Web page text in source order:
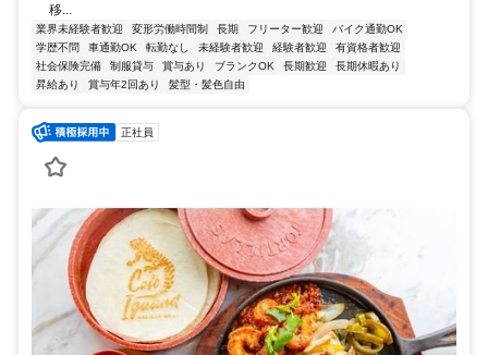
移...
業界未経験者歓迎 変形労働時間制 長期 フリーター歓迎
バイク通勤OK
学歴不問
車通勤OK 転勤なし 未経験者歓迎 経験者歓迎
有資格者歓迎
社会保険完備
制服貸与 賞与あり ブランクOK 長期歓迎
長期休暇あり
昇給あり
賞与年2回あり 髪型・髪色自由
正社員